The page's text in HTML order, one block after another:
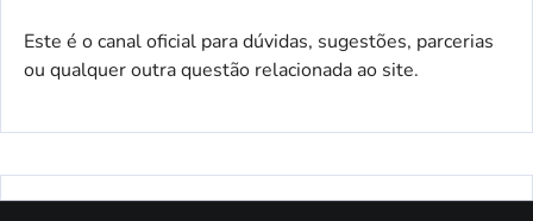
Este é o canal oficial para dúvidas, sugestões, parcerias
ou qualquer outra questão relacionada ao site.